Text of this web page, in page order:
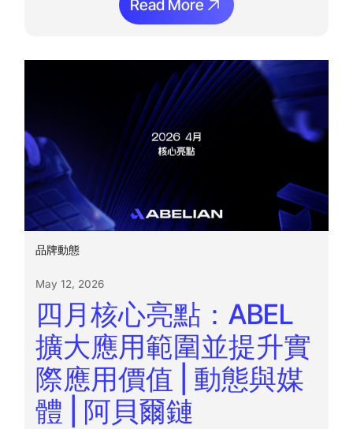
Read More
品牌動態
May 12, 2026
四月核心亮點：ABEL
擴大應用範圍並提升實
際應用價值 | 動態與媒
體 | 阿貝爾鏈